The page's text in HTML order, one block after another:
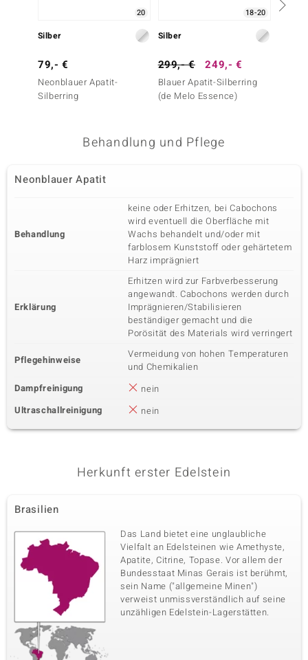
20
Silber
79,- €
Neonblauer Apatit-
Silberring
18-20
Silber
299,- € 249,- €
Blauer Apatit-Silberring
(de Melo Essence)
Behandlung und Pflege
Neonblauer Apatit
Behandlung
keine oder Erhitzen, bei Cabochons
wird eventuell die Oberfläche mit
Wachs behandelt und/oder mit
farblosem Kunststoff oder gehärtetem
Harz imprägniert
Erklärung
Erhitzen wird zur Farbverbesserung
angewandt. Cabochons werden durch
Imprägnieren/Stabilisieren
beständiger gemacht und die
Porösität des Materials wird verringert
Pflegehinweise
Vermeidung von hohen Temperaturen
und Chemikalien
Dampfreinigung
nein
Ultraschallreinigung
nein
Herkunft erster Edelstein
Brasilien
Das Land bietet eine unglaubliche
Vielfalt an Edelsteinen wie Amethyste,
Apatite, Citrine, Topase. Vor allem der
Bundesstaat Minas Gerais ist berühmt,
sein Name ("allgemeine Minen")
verweist unmissverständlich auf seine
unzähligen Edelstein-Lagerstätten.